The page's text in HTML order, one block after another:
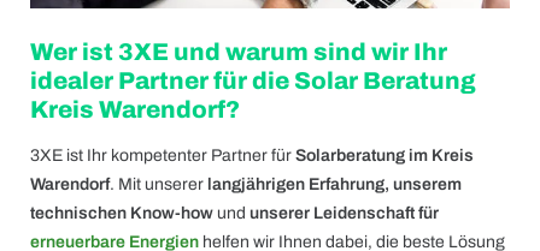
Wer ist 3XE und warum sind wir Ihr
idealer Partner für die Solar Beratung
Kreis Warendorf?
3XE ist Ihr kompetenter Partner für Solarberatung im Kreis
Warendorf. Mit unserer langjährigen Erfahrung, unserem
technischen Know-how und unserer Leidenschaft für
erneuerbare Energien helfen wir Ihnen dabei, die beste Lösung